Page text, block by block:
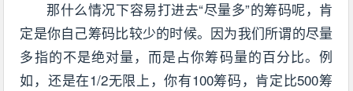
那什么情况下容易打进去“尽量多”的筹码呢，肯
定是你自己筹码比较少的时候。因为我们所谓的尽量
多指的不是绝对量，而是占你筹码量的百分比。例
如，还是在1/2无限上，你有100筹码，肯定比500筹